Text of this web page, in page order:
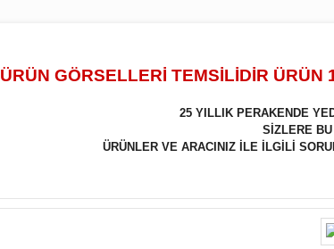
ÜRÜN GÖRSELLERİ TEMSİLİDİR
25 YILLIK PERAKENDE
SİZLERE
ÜRÜNLER VE ARACINIZ İLE İLGİLİ